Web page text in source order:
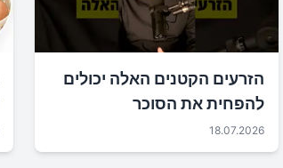
הזרעים הקטנים האלה יכולים
להפחית את הסוכר
18.07.2026